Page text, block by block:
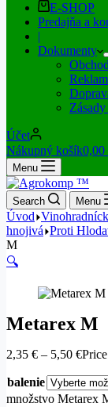
E-SHOP
Predajňa a
|
Dokumenty
Účet
Nákupný košík0,00
Menu
Search Menu
Úvod
hnojivá Proti
M
🔍
Metarex M
2,35 € – 5,50 €
balenie
množstvo Metarex